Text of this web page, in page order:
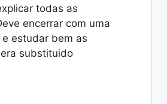
todas as
encerrar com uma
estudar bem as
substituido